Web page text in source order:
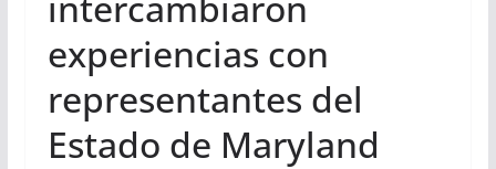
experiencias con
representantes del
Estado de Maryland